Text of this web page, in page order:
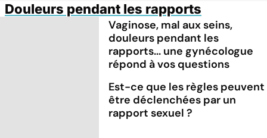
Douleurs pendant les rapports
Vaginose, mal aux seins,
douleurs pendant les
rapports... une gynécologue
répond à vos questions
Est-ce que les règles peuvent
être déclenchées par un
rapport sexuel ?